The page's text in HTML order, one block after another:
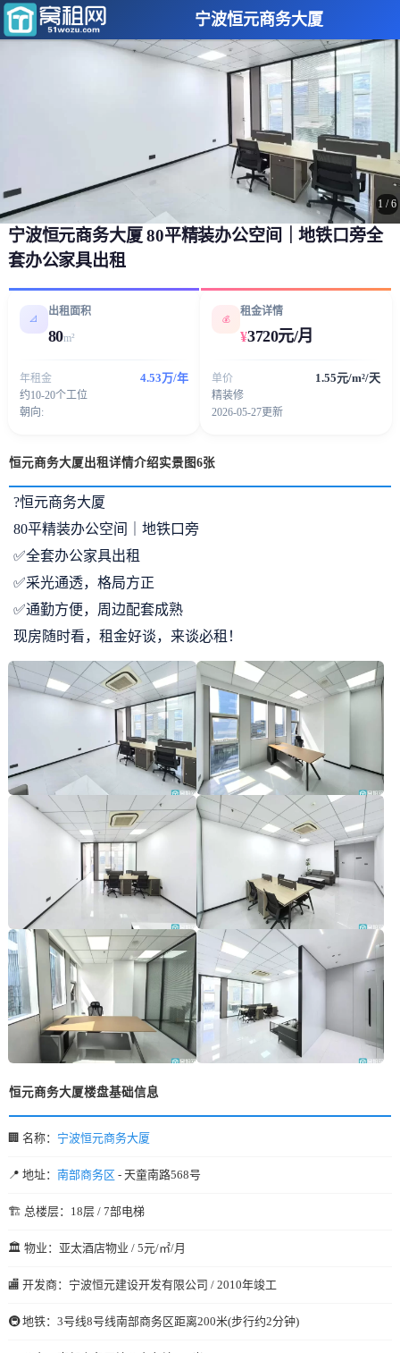
宁波恒元商务大厦
1 /6
宁波恒元商务大厦 80平精装办公空间｜地铁口旁全
套办公家具出租
📐
出租面积
80m²
年租金 4.53万/年
约10-20个工位
朝向:
💰
租金详情
¥3720元/月
单价 1.55元/m²/天
精装修
2026-05-27更新
恒元商务大厦出租详情介绍实景图6张
?恒元商务大厦
80平精装办公空间｜地铁口旁
✅全套办公家具出租
✅采光通透，格局方正
✅通勤方便，周边配套成熟
现房随时看，租金好谈，来谈必租！
恒元商务大厦楼盘基础信息
🏢 名称： 宁波恒元商务大厦
📍 地址： 南部商务区 - 天童南路568号
🏗️ 总楼层：18层 / 7部电梯
🏛️ 物业：亚太酒店物业 / 5元/㎡/月
🏬 开发商：宁波恒元建设开发有限公司 / 2010年竣工
🚇 地铁：3号线8号线南部商务区距离200米(步行约2分钟)